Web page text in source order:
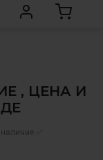
, ЦЕНА И
✅